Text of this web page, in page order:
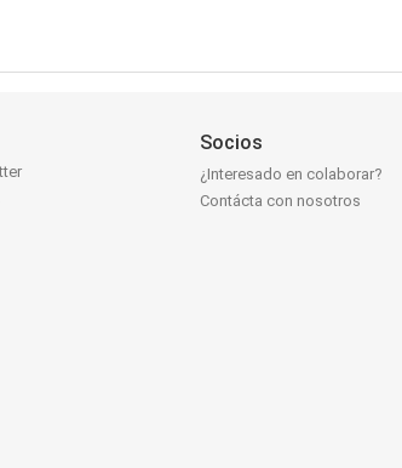
Socios
¿Interesado en colaborar?
Contácta con nosotros